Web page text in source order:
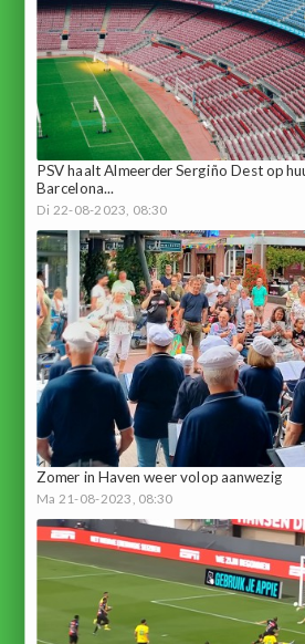
PSV haalt Almeerder Sergiño Dest op
Barcelona...
Di 22-08-2023, 08:30
Zomer in Haven weer volop aanwezig
Ma 21-08-2023, 08:30